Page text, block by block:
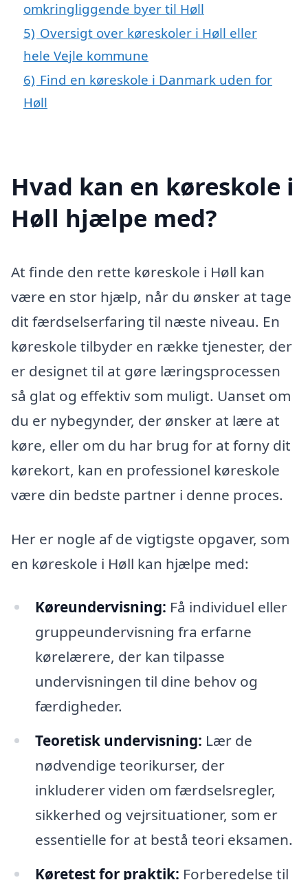
omkringliggende byer til Høll
5) Oversigt over køreskoler i Høll eller
hele Vejle kommune
6) Find en køreskole i Danmark uden for
Høll
Hvad kan en køreskole i
Høll hjælpe med?
At finde den rette køreskole i Høll kan
være en stor hjælp, når du ønsker at tage
dit færdselserfaring til næste niveau. En
køreskole tilbyder en række tjenester, der
er designet til at gøre læringsprocessen
så glat og effektiv som muligt. Uanset om
du er nybegynder, der ønsker at lære at
køre, eller om du har brug for at forny dit
kørekort, kan en professionel køreskole
være din bedste partner i denne proces.
Her er nogle af de vigtigste opgaver, som
en køreskole i Høll kan hjælpe med:
Køreundervisning: Få individuel eller
gruppeundervisning fra erfarne
kørelærere, der kan tilpasse
undervisningen til dine behov og
færdigheder.
Teoretisk undervisning: Lær de
nødvendige teorikurser, der
inkluderer viden om færdselsregler,
sikkerhed og vejrsituationer, som er
essentielle for at bestå teori eksamen.
Køretest for praktik: Forberedelse til